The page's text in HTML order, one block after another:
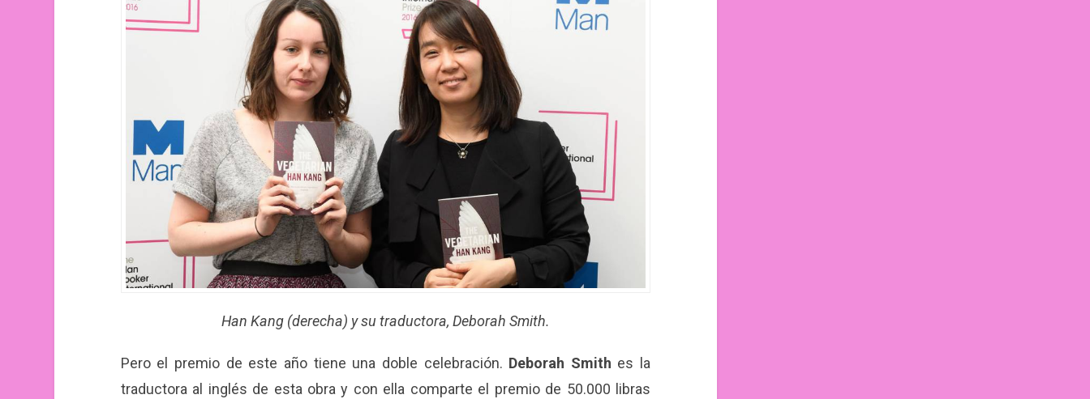
Han Kang (derecha) y su traductora, Deborah Smith.
Pero el premio de este año tiene una doble celebración. Deborah Smith es la
traductora al inglés de esta obra y con ella comparte el premio de 50.000 libras